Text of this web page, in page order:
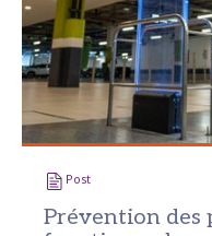
Post
Prévention des